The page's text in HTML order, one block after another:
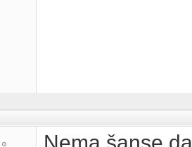
Nema šanse